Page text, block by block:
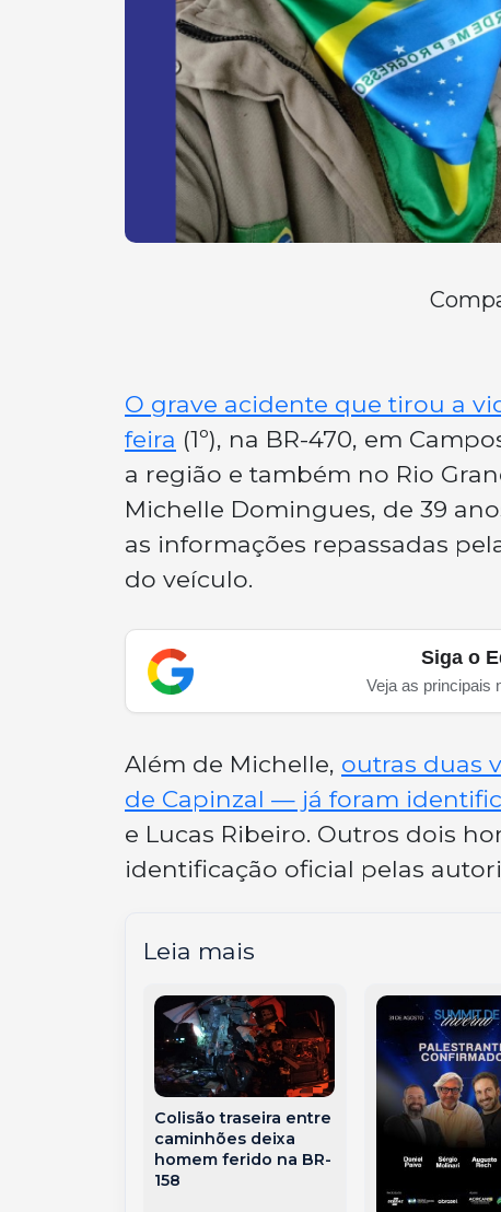
O grave acidente que tirou a
feira (1º), na BR-470, em
a região e também no Rio
Michelle Domingues, de 39
as informações repassadas
do veículo.
Siga o
Veja as principais
Além de Michelle, outras duas
de Capinzal — já foram
e Lucas Ribeiro. Outros dois
identificação oficial pelas
Leia mais
Colisão traseira entre
caminhões deixa
homem ferido na BR-
158